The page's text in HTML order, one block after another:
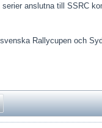
anslutna till SSRC
Rallycupen och